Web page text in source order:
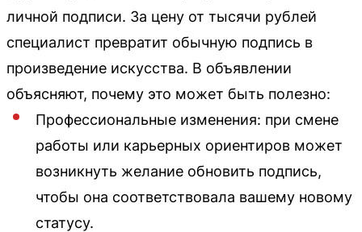
личной подписи. За цену от тысячи рублей
специалист превратит обычную подпись в
произведение искусства. В объявлении
объясняют, почему это может быть полезно:
Профессиональные изменения: при смене
работы или карьерных ориентиров может
возникнуть желание обновить подпись,
чтобы она соответствовала вашему новому
статусу.